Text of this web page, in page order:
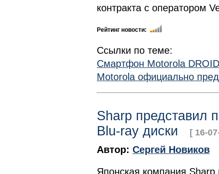
контракта с оператором
Рейтинг новости:
Ссылки по теме:
Смартфон Motorola
Motorola официально
Sharp представил
Blu-ray диски
[ 16-
Автор: Сергей Новиков
Японская компания